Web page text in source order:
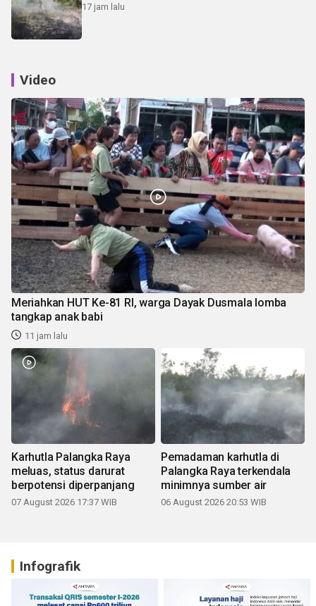
17 jam lalu
Video
Meriahkan HUT Ke-81 RI, warga Dayak Dusmala lomba
tangkap anak babi
11 jam lalu
Karhutla Palangka Raya
meluas, status darurat
berpotensi diperpanjang
07 August 2026 17:37 WIB
Pemadaman karhutla di
Palangka Raya terkendala
minimnya sumber air
06 August 2026 20:53 WIB
Infografik